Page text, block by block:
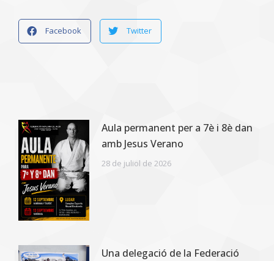
Facebook Twitter
Aula permanent per a 7è i 8è dan
amb Jesus Verano
28 de juliol de 2026
Una delegació de la Federació